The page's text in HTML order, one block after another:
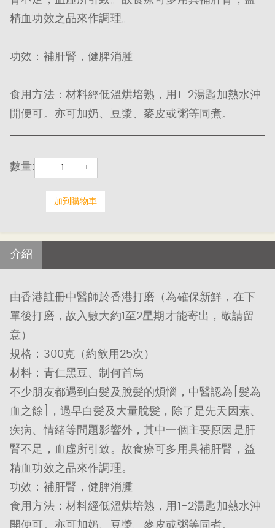
精血功效之品來作調理。
功效：補肝腎，健脾消腫
食用方法：材料經低溫烘培熟，用1-2湯匙加熱水沖
開便可。亦可加奶、豆漿、麥皮或粥等同煮。
數量: - +
加到購物車
介紹
由香港註冊中醫師於香港打磨（為確保新鮮，在下
單後打磨，故入數大約1至2星期才能寄出，敬請留
意）
規格：300克（約飲用25次）
材料：青仁黑豆、制何首烏
不少朋友都遇到白髮及脫髮的煩惱，中醫認為[髮為
血之餘]，過早白髮及大量脫髮，除了是先天因素、
疾病、情緒等問題影響外，其中一個主要原因是肝
腎不足，血虛所引致。故食療可多用具補肝腎，益
精血功效之品來作調理。
功效：補肝腎，健脾消腫
食用方法：材料經低溫烘培熟，用1-2湯匙加熱水沖
開便可。亦可加奶、豆漿、麥皮或粥等同煮。